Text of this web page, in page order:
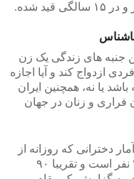
شده.
جنبه های زندگی یک زن
ازدواج کند و آیا اجازه
یا نه، همچنین ایران
فراری و زنان در جهان
دخترانی که روزانه از
خانه های خود در ایران فرار می کند ۴۵ نفر است و تقریبا ۹۰